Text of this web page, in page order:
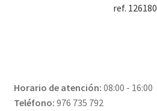
ref. 126180
Horario de atención: 08:00 - 16:00
Teléfono: 976 735 792